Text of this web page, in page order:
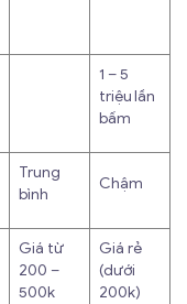
1 – 5
triệu lần
bấm
Trung
bình
Chậm
Giá từ
200 –
500k
Giá rẻ
(dưới
200k)